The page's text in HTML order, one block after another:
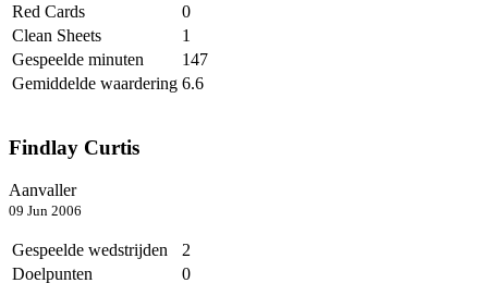
Red Cards
0
Clean Sheets
1
Gespeelde minuten
147
Gemiddelde waardering 6.6
Findlay Curtis
Aanvaller
09 Jun 2006
Gespeelde wedstrijden
2
Doelpunten
0